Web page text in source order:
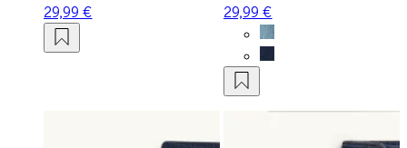
29,99 €
29,99 €